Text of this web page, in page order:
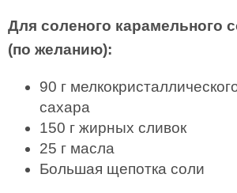
Для соленого карамельного
(по желанию):
90 г
сахара
150 г жирных сливок
25 г масла
Большая щепотка соли